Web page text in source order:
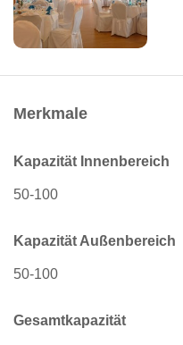
Merkmale
Kapazität Innenbereich
50-100
Kapazität Außenbereich
50-100
Gesamtkapazität